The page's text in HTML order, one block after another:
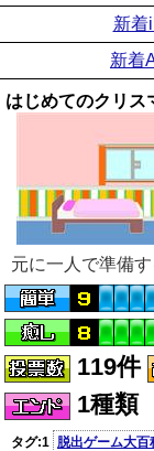
新着
新着
はじめてのクリス
元に一人で準備
119件
1種類
タグ:1 脱出ゲーム大百